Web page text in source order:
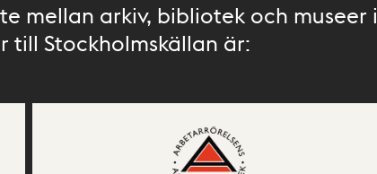
mellan arkiv, bibliotek och museer i
till Stockholmskällan är: